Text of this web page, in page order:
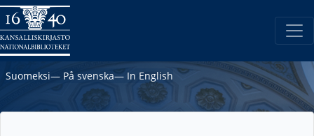
Suomeksi― På svenska― In English